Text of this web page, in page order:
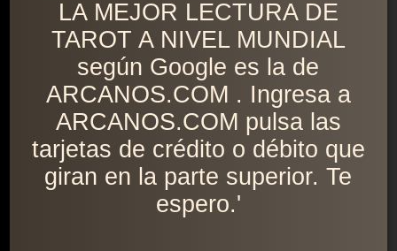
LA MEJOR LECTURA DE
TAROT A NIVEL MUNDIAL
según Google es la de
ARCANOS.COM . Ingresa a
ARCANOS.COM pulsa las
tarjetas de crédito o débito que
giran en la parte superior. Te
espero.'